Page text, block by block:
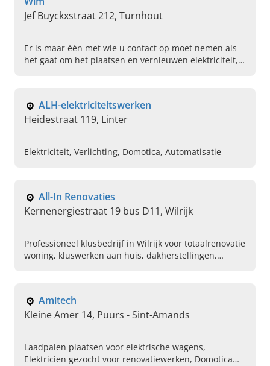
Jef Buyckxstraat 212, Turnhout
Er is maar één met wie u contact op moet nemen als
het gaat om het plaatsen en vernieuwen elektriciteit,
ALH-elektriciteitswerken
Heidestraat 119, Linter
Elektriciteit, Verlichting, Domotica, Automatisatie
All-In Renovaties
Kernenergiestraat 19 bus D11, Wilrijk
Professioneel klusbedrijf in Wilrijk voor totaalrenovatie
woning, kluswerken aan huis, dakherstellingen,
Amitech
Kleine Amer 14, Puurs - Sint-Amands
Laadpalen plaatsen voor elektrische wagens,
Elektricien gezocht voor renovatiewerken, Domotica